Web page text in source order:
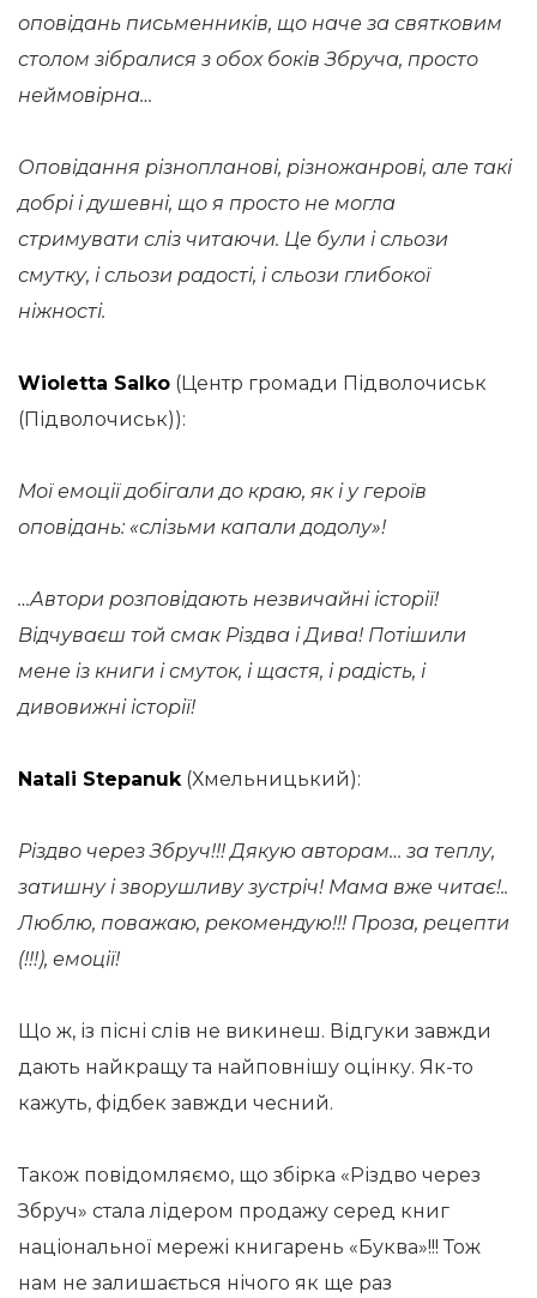
оповідань письменників, що наче за святковим
столом зібралися з обох боків Збруча, просто
неймовірна…
Оповідання різнопланові, різножанрові, але такі
добрі і душевні, що я просто не могла
стримувати сліз читаючи. Це були і сльози
смутку, і сльози радості, і сльози глибокої
ніжності.
Wioletta Salko (Центр громади Підволочиськ
(Підволочиськ)):
Мої емоції добігали до краю, як і у героїв
оповідань: «слізьми капали додолу»!
…Автори розповідають незвичайні історії!
Відчуваєш той смак Різдва і Дива! Потішили
мене із книги і смуток, і щастя, і радість, і
дивовижні історії!
Natali Stepanuk(Хмельницький):
Різдво через Збруч!!! Дякую авторам… за теплу,
затишну і зворушливу зустріч! Мама вже читає!..
Люблю, поважаю, рекомендую!!! Проза, рецепти
(!!!), емоції!
Що ж, із пісні слів не викинеш. Відгуки завжди
дають найкращу та найповнішу оцінку. Як-то
кажуть, фідбек завжди чесний.
Також повідомляємо, що збірка «Різдво через
Збруч» стала лідером продажу серед книг
національної мережі книгарень «Буква»!!! Тож
нам не залишається нічого як ще раз